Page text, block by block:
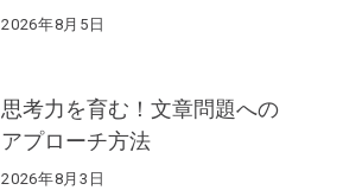
2026年8月5日
思考力を育む！文章問題への
アプローチ方法
2026年8月3日